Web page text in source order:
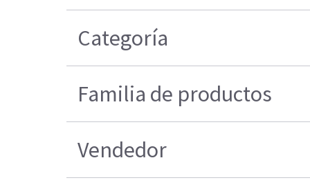
Categoría
Familia de productos
Vendedor